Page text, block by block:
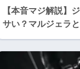
【本音マジ解説】
サい？マルジェラ